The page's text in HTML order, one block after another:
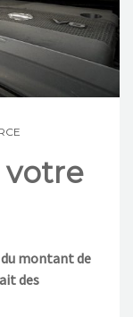
votre
montant de
des